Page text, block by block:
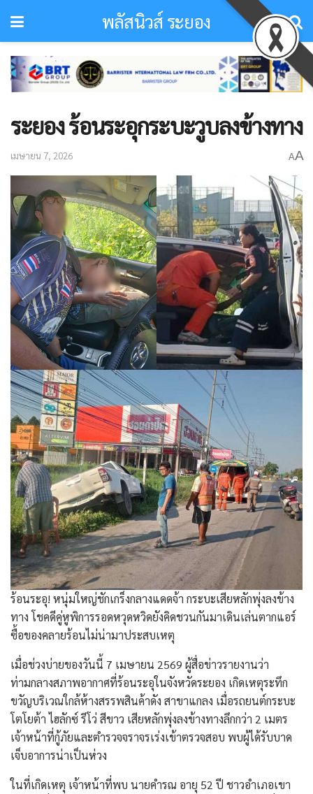
พลัสนิวส์ ระยอง
ระยอง ร้อนระอุกระบะวูบลงข้างทาง
เมษายน 7, 2026 AA
​ร้อนระอุ! หนุ่มใหญ่ชักเกร็งกลางแดดจ้า กระบะเสียหลักพุ่งลงข้าง
ทาง โชคดีคู่หูพิการรอดหวุดหวิดยังคิดชวนกันมาเดินเล่นตากแอร์
ซื้อของคลายร้อนไม่น่ามาประสบเหตุ
​เมื่อช่วงบ่ายของวันนี้ 7 เมษายน 2569 ผู้สื่อข่าวรายงานว่า
ท่ามกลางสภาพอากาศที่ร้อนระอุในจังหวัดระยอง เกิดเหตุระทึก
ขวัญบริเวณใกล้ห้างสรรพสินค้าดัง สาขาแกลง เมื่อรถยนต์กระบะ
โตโยต้า ไฮลักซ์ รีโว่ สีขาว เสียหลักพุ่งลงข้างทางลึกกว่า 2 เมตร
เจ้าหน้าที่กู้ภัยและตำรวจจราจรเร่งเข้าตรวจสอบ พบผู้ได้รับบาด
เจ็บอาการน่าเป็นห่วง
​ในที่เกิดเหตุ เจ้าหน้าที่พบ นายคำรณ อายุ 52 ปี ชาวอำเภอเขา